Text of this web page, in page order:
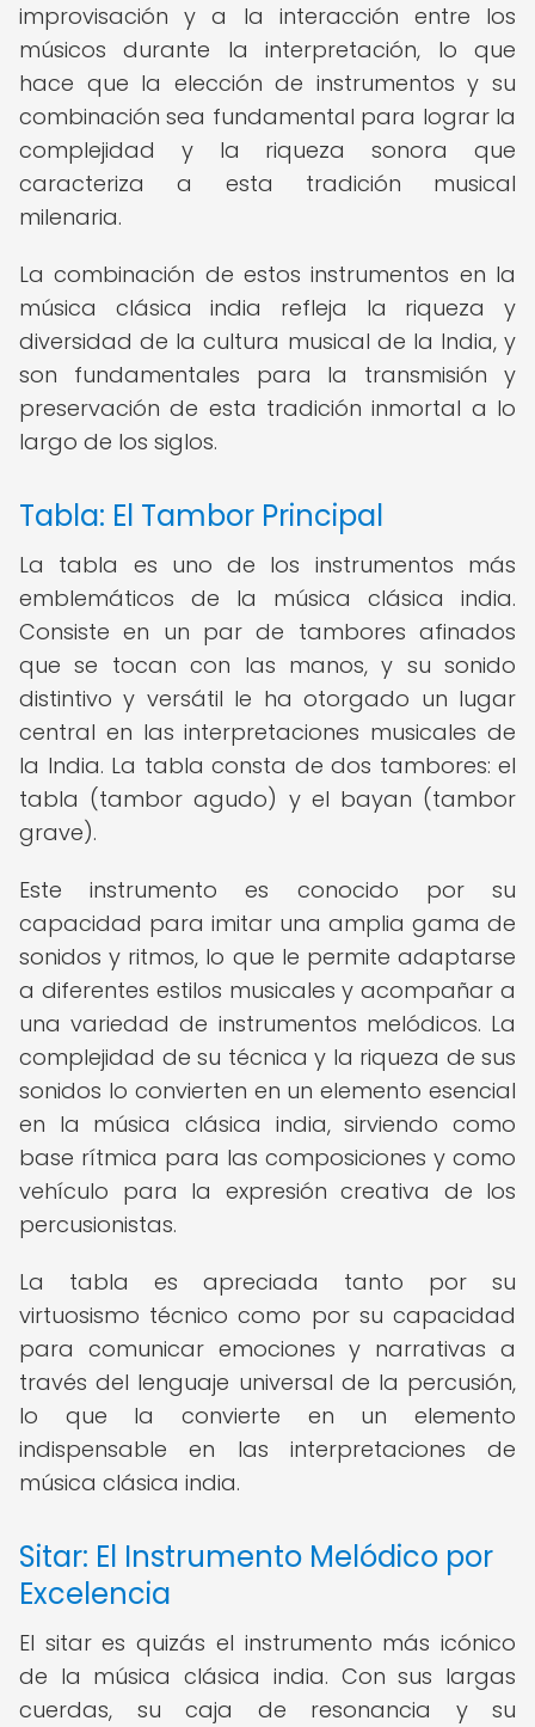
improvisación y a la interacción entre los
músicos durante la interpretación, lo que
hace que la elección de instrumentos y su
combinación sea fundamental para lograr la
complejidad y la riqueza sonora que
caracteriza a esta tradición musical
milenaria.
La combinación de estos instrumentos en la
música clásica india refleja la riqueza y
diversidad de la cultura musical de la India, y
son fundamentales para la transmisión y
preservación de esta tradición inmortal a lo
largo de los siglos.
Tabla: El Tambor Principal
La tabla es uno de los instrumentos más
emblemáticos de la música clásica india.
Consiste en un par de tambores afinados
que se tocan con las manos, y su sonido
distintivo y versátil le ha otorgado un lugar
central en las interpretaciones musicales de
la India. La tabla consta de dos tambores: el
tabla (tambor agudo) y el bayan (tambor
grave).
Este instrumento es conocido por su
capacidad para imitar una amplia gama de
sonidos y ritmos, lo que le permite adaptarse
a diferentes estilos musicales y acompañar a
una variedad de instrumentos melódicos. La
complejidad de su técnica y la riqueza de sus
sonidos lo convierten en un elemento esencial
en la música clásica india, sirviendo como
base rítmica para las composiciones y como
vehículo para la expresión creativa de los
percusionistas.
La tabla es apreciada tanto por su
virtuosismo técnico como por su capacidad
para comunicar emociones y narrativas a
través del lenguaje universal de la percusión,
lo que la convierte en un elemento
indispensable en las interpretaciones de
música clásica india.
Sitar: El Instrumento Melódico por
Excelencia
El sitar es quizás el instrumento más icónico
de la música clásica india. Con sus largas
cuerdas, su caja de resonancia y su